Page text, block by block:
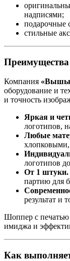
надписями;
подарочные
стильные
Компания
оборудование и
и точность
Яркая и
логотипов,
Любые
логотипов
От 1 штуки.
партию для
результат и
Шоппер с печатью
имиджа и
Как